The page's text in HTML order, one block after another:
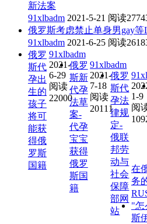
新法案
91xlbadm 2021-5-21 阅读
俄罗斯考虑禁止单身男gay
91xlbadm 2021-6-25 阅读
俄罗
斯代
孕出
生的
孩子
将可
能获
得俄
罗斯
国籍
91xlbadm
2021-
6-29
阅读
22000
俄罗
斯新
代孕
法草
案-
代孕
宝宝
获得
俄罗
斯国
籍
91xlbadm
2021-
7-18
阅读
20111
俄罗
斯代
孕法
律规
定-
俄联
邦劳
动与
社会
保障
部网
站
1-9
阅
在
务
"怎
斯